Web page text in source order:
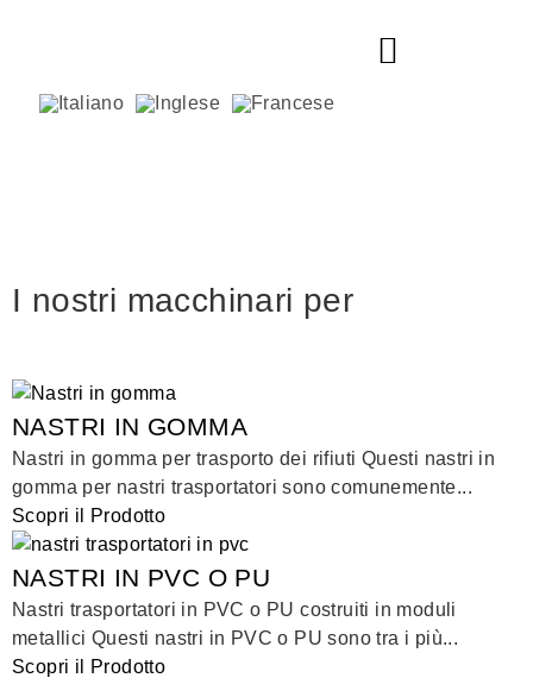
I nostri macchinari per
NASTRI IN GOMMA
Nastri in gomma per trasporto dei rifiuti Questi nastri in
gomma per nastri trasportatori sono comunemente...
Scopri il Prodotto
NASTRI IN PVC O PU
Nastri trasportatori in PVC o PU costruiti in moduli
metallici Questi nastri in PVC o PU sono tra i più...
Scopri il Prodotto